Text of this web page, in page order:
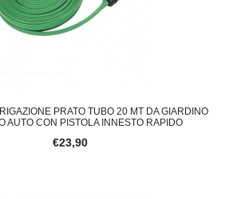
PRATO TUBO 20 MT DA GIARDINO
AUTO CON PISTOLA INNESTO RAPIDO
€23,90